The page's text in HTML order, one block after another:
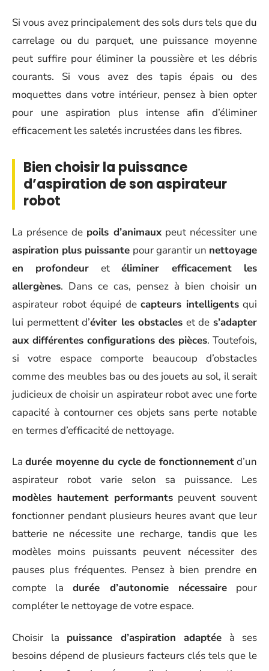
Si vous avez principalement des sols durs tels que du
carrelage ou du parquet, une puissance moyenne
peut suffire pour éliminer la poussière et les débris
courants. Si vous avez des tapis épais ou des
moquettes dans votre intérieur, pensez à bien opter
pour une aspiration plus intense afin d’éliminer
efficacement les saletés incrustées dans les fibres.
Bien choisir la puissance
d’aspiration de son aspirateur
robot
La présence de poils d’animauxpeut nécessiter une
aspiration plus puissante pour garantir un nettoyage
en profondeur etéliminer efficacement les
allergènes. Dans ce cas, pensez à bien choisir un
aspirateur robot équipé de capteurs intelligentsqui
lui permettent d’éviter les obstacles et de s’adapter
aux différentes configurations des pièces. Toutefois,
si votre espace comporte beaucoup d’obstacles
comme des meubles bas ou des jouets au sol, il serait
judicieux de choisir un aspirateur robot avec une forte
capacité à contourner ces objets sans perte notable
en termes d’efficacité de nettoyage.
Ladurée moyenne du cycle de fonctionnementd’un
aspirateur robot varie selon sa puissance. Les
modèles hautement performants peuvent souvent
fonctionner pendant plusieurs heures avant que leur
batterie ne nécessite une recharge, tandis que les
modèles moins puissants peuvent nécessiter des
pauses plus fréquentes. Pensez à bien prendre en
compte ladurée d’autonomie nécessairepour
compléter le nettoyage de votre espace.
Choisir la puissance d’aspiration adaptée à ses
besoins dépend de plusieurs facteurs clés tels que le